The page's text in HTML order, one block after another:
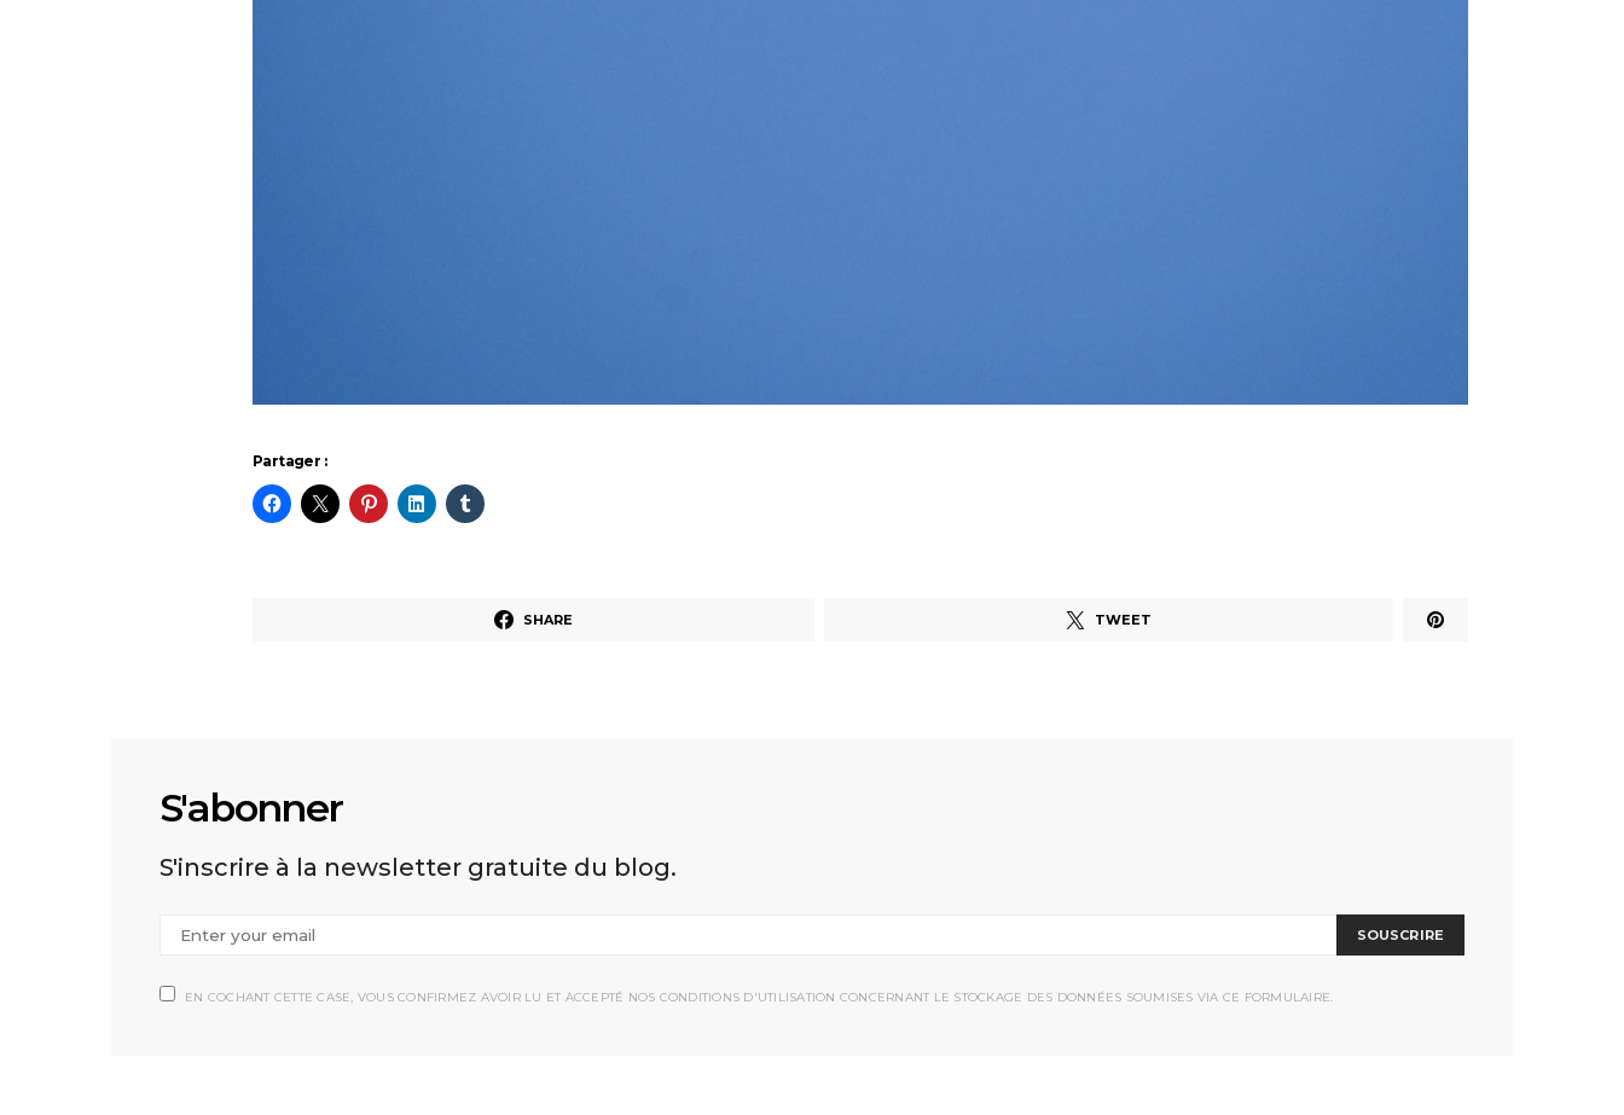
Partager :
SHARE TWEET
S'abonner
S'inscrire à la newsletter gratuite du blog.
SOUSCRIRE
EN COCHANT CETTE CASE, VOUS CONFIRMEZ AVOIR LU ET ACCEPTÉ NOS CONDITIONS D'UTILISATION CONCERNANT LE STOCKAGE DES DONNÉES SOUMISES VIA CE FORMULAIRE.